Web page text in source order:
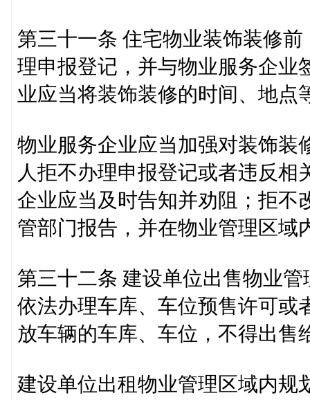
第三十一条 住宅物业装饰装修
理申报登记，并与物业服务企业
业应当将装饰装修的时间、地点
物业服务企业应当加强对装饰装
人拒不办理申报登记或者违反
企业应当及时告知并劝阻；拒不
管部门报告，并在物业管理区域
第三十二条 建设单位出售物业
依法办理车库、车位预售许可或
放车辆的车库、车位，不得出售
建设单位出租物业管理区域内规